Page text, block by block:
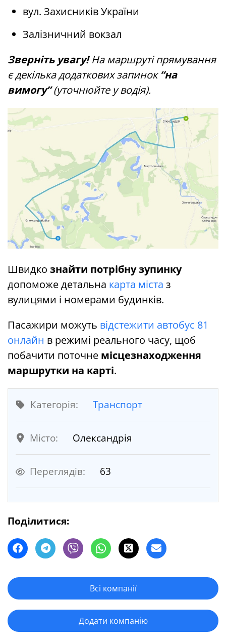
вул. Захисників України
Залізничний вокзал
Зверніть увагу!На маршруті прямування
є декілька додаткових запинок“на
вимогу”(уточнюйте у водія).
Швидко знайти потрібну зупинку
допоможе детальна карта міста з
вулицями і номерами будинків.
Пасажири можуть відстежити автобус 81
онлайн в режимі реального часу, щоб
побачити поточне місцезнаходження
маршрутки на карті.
Категорія: Транспорт
Місто: Олександрія
Переглядів: 63
Поділитися:
Всі компанії
Додати компанію